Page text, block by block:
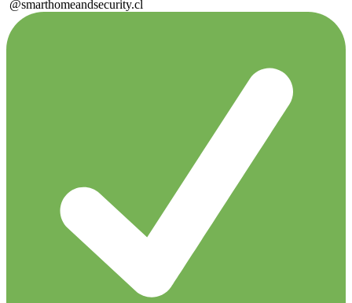
@smarthomeandsecurity.cl